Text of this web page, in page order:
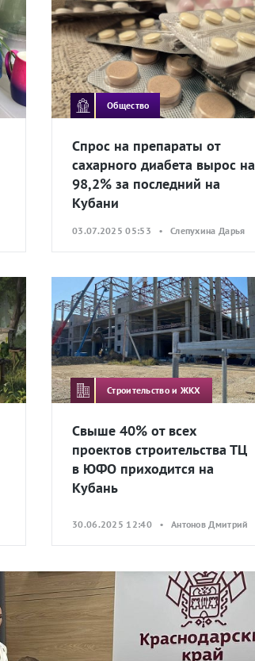
Общество
Спрос на препараты от
сахарного диабета вырос на
98,2% за последний на
Кубани
03.07.2025 05:53 • Слепухина Дарья
Строительство и ЖКХ
Свыше 40% от всех
проектов строительства ТЦ
в ЮФО приходится на
Кубань
30.06.2025 12:40 • Антонов Дмитрий